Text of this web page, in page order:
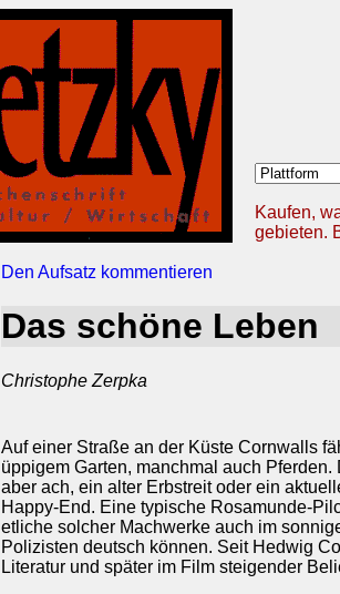
Kaufen,
gebieten.
Den Aufsatz kommentieren
Das schöne Leben
Christophe Zerpka
Auf einer Straße an der Küste Cornwalls
üppigem Garten, manchmal auch
aber ach, ein alter Erbstreit oder ein
Happy-End. Eine typische Rosamunde-
etliche solcher Machwerke auch im
Polizisten deutsch können. Seit Hedwig
Literatur und später im Film steigender